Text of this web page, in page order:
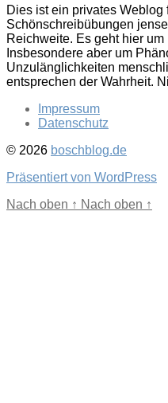
Dies ist ein privates Weblog
Schönschreibübungen
Reichweite. Es geht hier
Insbesondere aber um
Unzulänglichkeiten
entsprechen der Wahrheit.
Impressum
Datenschutz
© 2026 boschblog.de
Präsentiert von WordPress
Nach oben ↑ Nach oben ↑